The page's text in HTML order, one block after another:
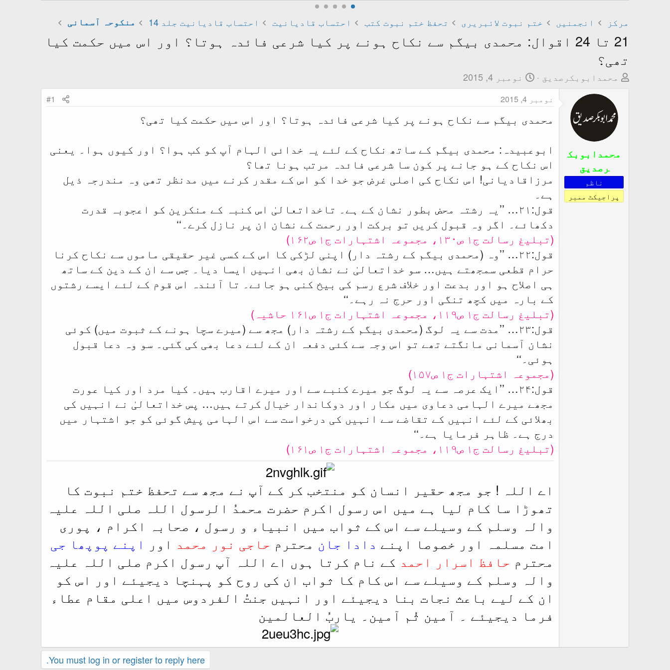
مرکز انجمنیں ختم نبوت لائبریری تحفظ ختم نبوت کتب احتساب قادیانیت احتساب قادیانیت جلد 14 منکوحہ آسمانی
21 تا 24 اقوال: محمدی بیگم سے نکاح ہونے پر کیا شرعی فائدہ ہوتا؟ اور اس میں حکمت کیا
تھی؟
T
e
a
a
r
t
محمدابوبکرصدیق
ت
ا
ر
خ
ب
ت
د
نومبر 4, 2015
محمدابوبک
رصدیق
ناظم
پراجیکٹ ممبر
نومبر 4, 2015 #1
محمدی بیگم سے نکاح ہونے پر کیا شرعی فائدہ ہوتا؟ اور اس میں حکمت کیا تھی؟
ابوعبیدہ: محمدی بیگم کے ساتھ نکاح کے لئے یہ خدائی الہام آپ کو کب ہوا؟ اور کیوں ہوا۔ یعنی
اس نکاح کے ہو جانے پر کون سا شرعی فائدہ مرتب ہونا تھا؟
مرزاقادیانی! اس نکاح کی اصلی غرض جو خدا کو اس کے مقدر کرنے میں مدنظر تھی وہ مندرجہ ذیل
ہے۔
قول:۲۱…
’’یہ رشتہ محض بطور نشان کے ہے۔ تاخداتعالیٰ اس کنبہ کے منکرین کو اعجوبہ قدرت
دکھائے۔ اگر وہ قبول کریں تو برکت اور رحمت کے نشان ان پر نازل کرے۔‘‘
(تبلیغ رسالت ج۱ ص۱۳۰، مجموعہ اشتہارات ج۱ ص۱۶۲)
قول:۲۲…
’’وہ (محمدی بیگم کے رشتہ دار) اپنی لڑکی کا اس کے کسی غیر حقیقی ماموں سے نکاح کرنا
حرام قطعی سمجھتے ہیں… سو خداتعالیٰ نے نشان بھی انہیں ایسا دیا۔ جس سے ان کے دین کے ساتھ
ہی اصلاح ہو اور بدعت اور خلاف شرع رسم کی بیخ کنی ہو جائے۔ تا آئندہ اس قوم کے لئے ایسے رشتوں
کے بارہ میں کچھ تنگی اور حرج نہ رہے۔‘‘
(تبلیغ رسالت ج۱ ص۱۱۹، مجموعہ اشتہارات ج۱ ص۱۶۱ حاشیہ)
قول:۲۳…
’’مدت سے یہ لوگ (محمدی بیگم کے رشتہ دار) مجھ سے (میرے سچا ہونے کے ثبوت میں) کوئی
نشان آسمانی مانگتے تھے تو اس وجہ سے کئی دفعہ ان کے لئے دعا بھی کی گئی۔ سو وہ دعا قبول
ہوئی۔‘‘
(مجموعہ اشتہارات ج۱ ص۱۵۷)
قول:۲۴…
’’ایک عرصہ سے یہ لوگ جو میرے کنبے سے اور میرے اقارب ہیں۔ کیا مرد اور کیا عورت
مجھے میرے الہامی دعاوی میں مکار اور دوکاندار خیال کرتے ہیں… پس خداتعالیٰ نے انہیں کی
بھلائی کے لئے انہیں کے تقاضے سے انہیں کی درخواست سے اس الہامی پیش گوئی کو جو اشتہار میں
درج ہے۔ ظاہر فرمایا ہے۔‘‘
(تبلیغ رسالت ج۱ ص۱۱۹، مجموعہ اشتہارات ج۱ ص۱۶۱)
اے اللہ ! جو مجھ حقیر انسان کو منتخب کر کے آپ نے مجھ سے تحفظ ختم نبوت کا
تھوڑا سا کام لیا ہے میں اس رسول اکرم حضرت محمدُ الرسول اللہ صلی اللہ علیہ
والہ وسلم کے وسیلے سے اس کے ثواب میں انبیاء و رسول ، صحابہ اکرام ، پوری
امت مسلمہ اور خصوصا اپنے دادا جان محترم حاجی نور محمد اور
اپنے پوپھا جی
محترم حافظ اسرار احمد کے نام کرتا ہوں اے اللہ آپ رسول اکرم صلی اللہ علیہ
والہ وسلم کے وسیلے سے اس کام کا ثواب ان کی روح کو پہنچا دیجیئے اور اس کو
ان کے لیے باعث نجات بنا دیجیئے اور انہیں جنتُ الفردوس میں اعلی مقام عطاء
فرما دیجیئے ۔ آمین ثُم آمین۔ یاربُ العالمین
You must log in or register to reply here.